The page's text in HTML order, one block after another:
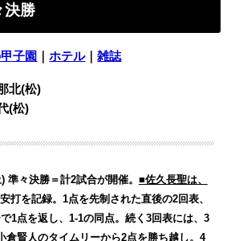
決勝
子園 ｜ホテル｜雑誌
北(松)
(松)
準々決勝＝計2試合が開催。 ■佐久長聖は、
打を記録。1点を先制された直後の2回表、
1点を返し、1-1の同点。続く3回表には、3
倉賢人のタイムリーから2点を勝ち越し。4